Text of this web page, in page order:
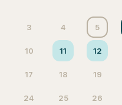
3 4 5
10 11 12
17 18 19
24 25 26